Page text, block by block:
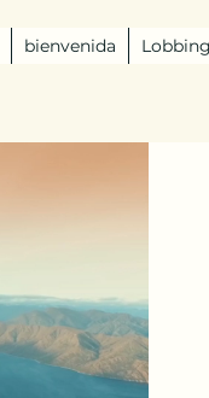
bienvenida Lobbing